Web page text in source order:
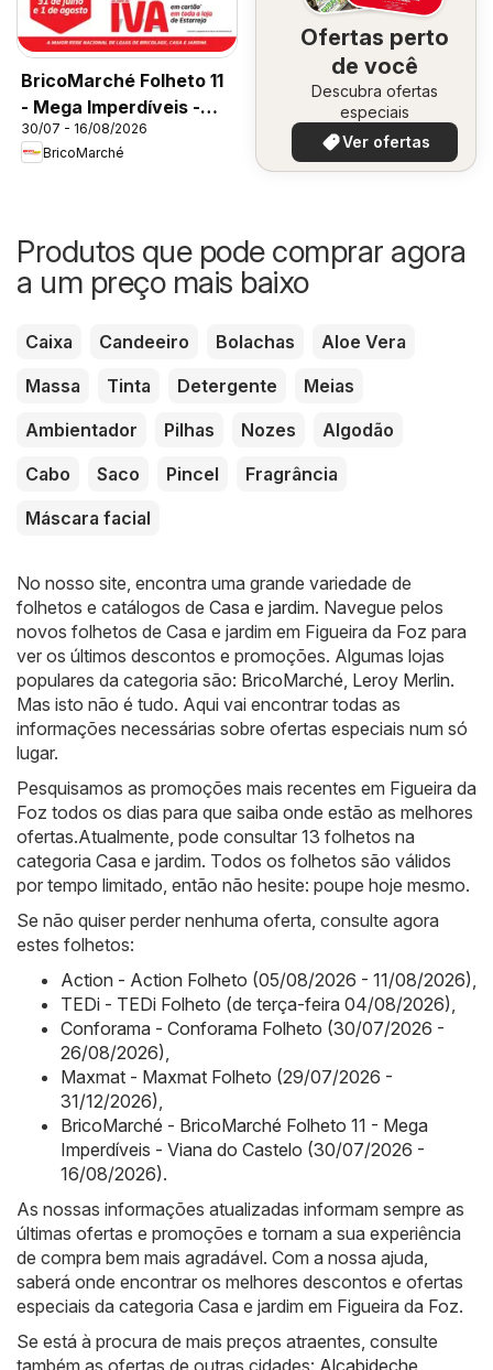
BricoMarché Folheto 11
- Mega Imperdíveis -
Estarreja
30/07 - 16/08/2026
BricoMarché
Ofertas perto
de você
Descubra ofertas
especiais
Ver ofertas
Produtos que pode comprar agora
a um preço mais baixo
Caixa Candeeiro Bolachas
Aloe Vera
Massa
Tinta Detergente
Meias
Ambientador
Pilhas Nozes
Algodão
Cabo
Saco Pincel
Fragrância
Máscara facial
No nosso site, encontra uma grande variedade de
folhetos e catálogos de Casa e jardim. Navegue pelos
novos folhetos de Casa e jardim em Figueira da Foz para
ver os últimos descontos e promoções. Algumas lojas
populares da categoria são: BricoMarché, Leroy Merlin.
Mas isto não é tudo. Aqui vai encontrar todas as
informações necessárias sobre ofertas especiais num só
lugar.
Pesquisamos as promoções mais recentes em Figueira da
Foz todos os dias para que saiba onde estão as melhores
ofertas.Atualmente, pode consultar 13 folhetos na
categoria Casa e jardim. Todos os folhetos são válidos
por tempo limitado, então não hesite: poupe hoje mesmo.
Se não quiser perder nenhuma oferta, consulte agora
estes folhetos:
Action - Action Folheto (05/08/2026 - 11/08/2026),
TEDi - TEDi Folheto (de terça-feira 04/08/2026),
Conforama - Conforama Folheto (30/07/2026 -
26/08/2026),
Maxmat - Maxmat Folheto (29/07/2026 -
31/12/2026),
BricoMarché - BricoMarché Folheto 11 - Mega
Imperdíveis - Viana do Castelo (30/07/2026 -
16/08/2026).
As nossas informações atualizadas informam sempre as
últimas ofertas e promoções e tornam a sua experiência
de compra bem mais agradável. Com a nossa ajuda,
saberá onde encontrar os melhores descontos e ofertas
especiais da categoria Casa e jardim em Figueira da Foz.
Se está à procura de mais preços atraentes, consulte